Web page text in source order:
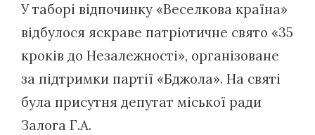
У таборі відпочинку «Веселкова країна»
відбулося яскраве патріотичне свято «35
кроків до Незалежності», організоване
за підтримки партії «Бджола». На святі
була присутня депутат міської ради
Залога Г.А.